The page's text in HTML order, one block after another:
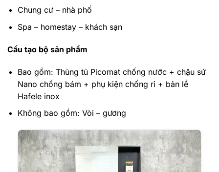
Chung cư – nhà phố
Spa – homestay – khách sạn
Cấu tạo bộ sản phẩm
Bao gồm: Thùng tủ Picomat chống nước + chậu sứ
Nano chống bám + phụ kiện chống rỉ + bản lề
Hafele inox
Không bao gồm: Vòi – gương